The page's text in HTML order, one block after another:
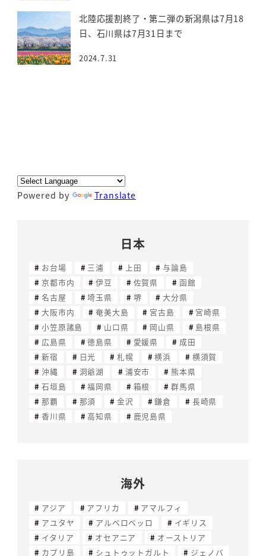
北陸応援割終了・第二弾の新潟県は7月18
日、石川県は7月31日まで
2024.7.31
Powered by Translate
日本
お台場 三浦 上田
与論島
京都市内
伊豆 佐賀県
函館
名古屋
埼玉県 堺
大分県
大阪市内
奄美大島 宮古島
宮崎県
小笠原諸島
山口県 岡山県
島根県
広島県
徳島県 愛媛県
成田
新宿
日光 札幌 横浜
横須賀
沖縄
洞爺湖 浦安市
熊本県
石垣島
福岡県 箱根
群馬県
那覇
那須 金沢 鎌倉
長崎県
香川県
高知県 鹿児島県
海外
アジア アフリカ
アマルフィ
アユタヤ
アルベロベッロ
イギリス
イタリア
オセアニア
オーストリア
カプリ島
シュトゥットガルト
ジェノバ